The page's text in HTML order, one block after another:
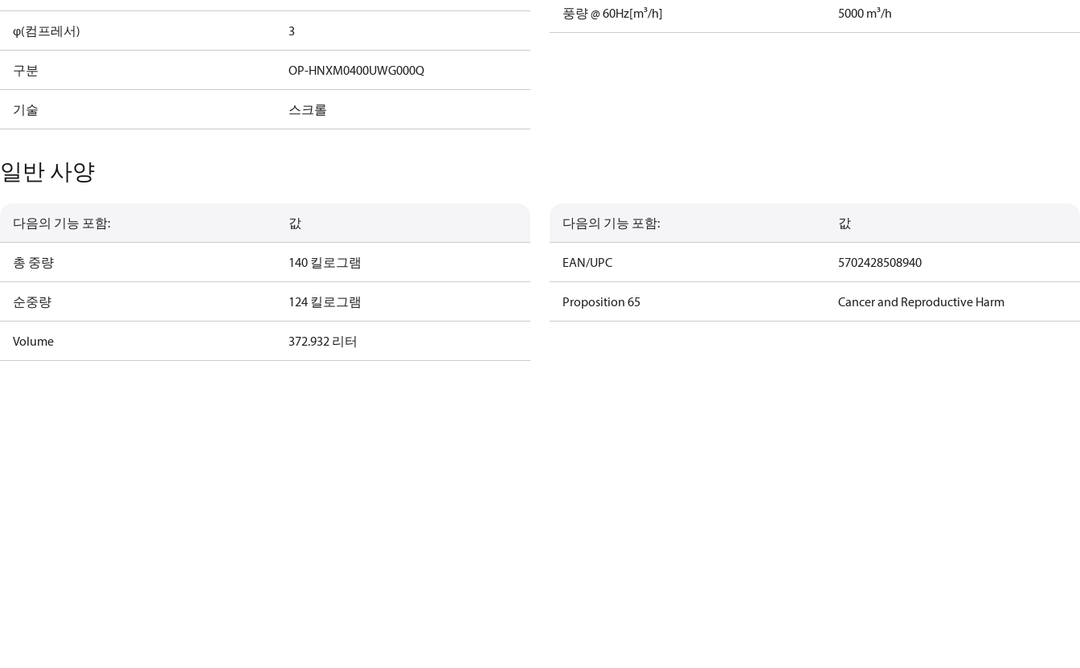
φ(컴프레서) 3
구분 OP-HNXM0400UWG000Q
기술 스크롤
풍량 @ 60Hz[m³/h] 5000 m³/h
일반 사양
다음의 기능 포함: 값
총 중량 140 킬로그램
순중량 124 킬로그램
Volume 372.932 리터
다음의 기능 포함: 값
EAN/UPC 5702428508940
Proposition 65 Cancer and Reproductive Harm